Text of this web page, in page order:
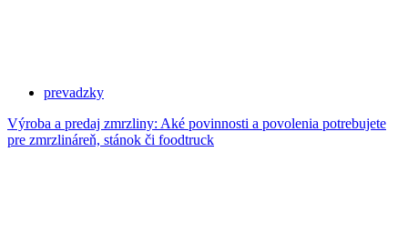
prevadzky
Výroba a predaj zmrzliny: Aké povinnosti a povolenia potrebujete
pre zmrzlináreň, stánok či foodtruck